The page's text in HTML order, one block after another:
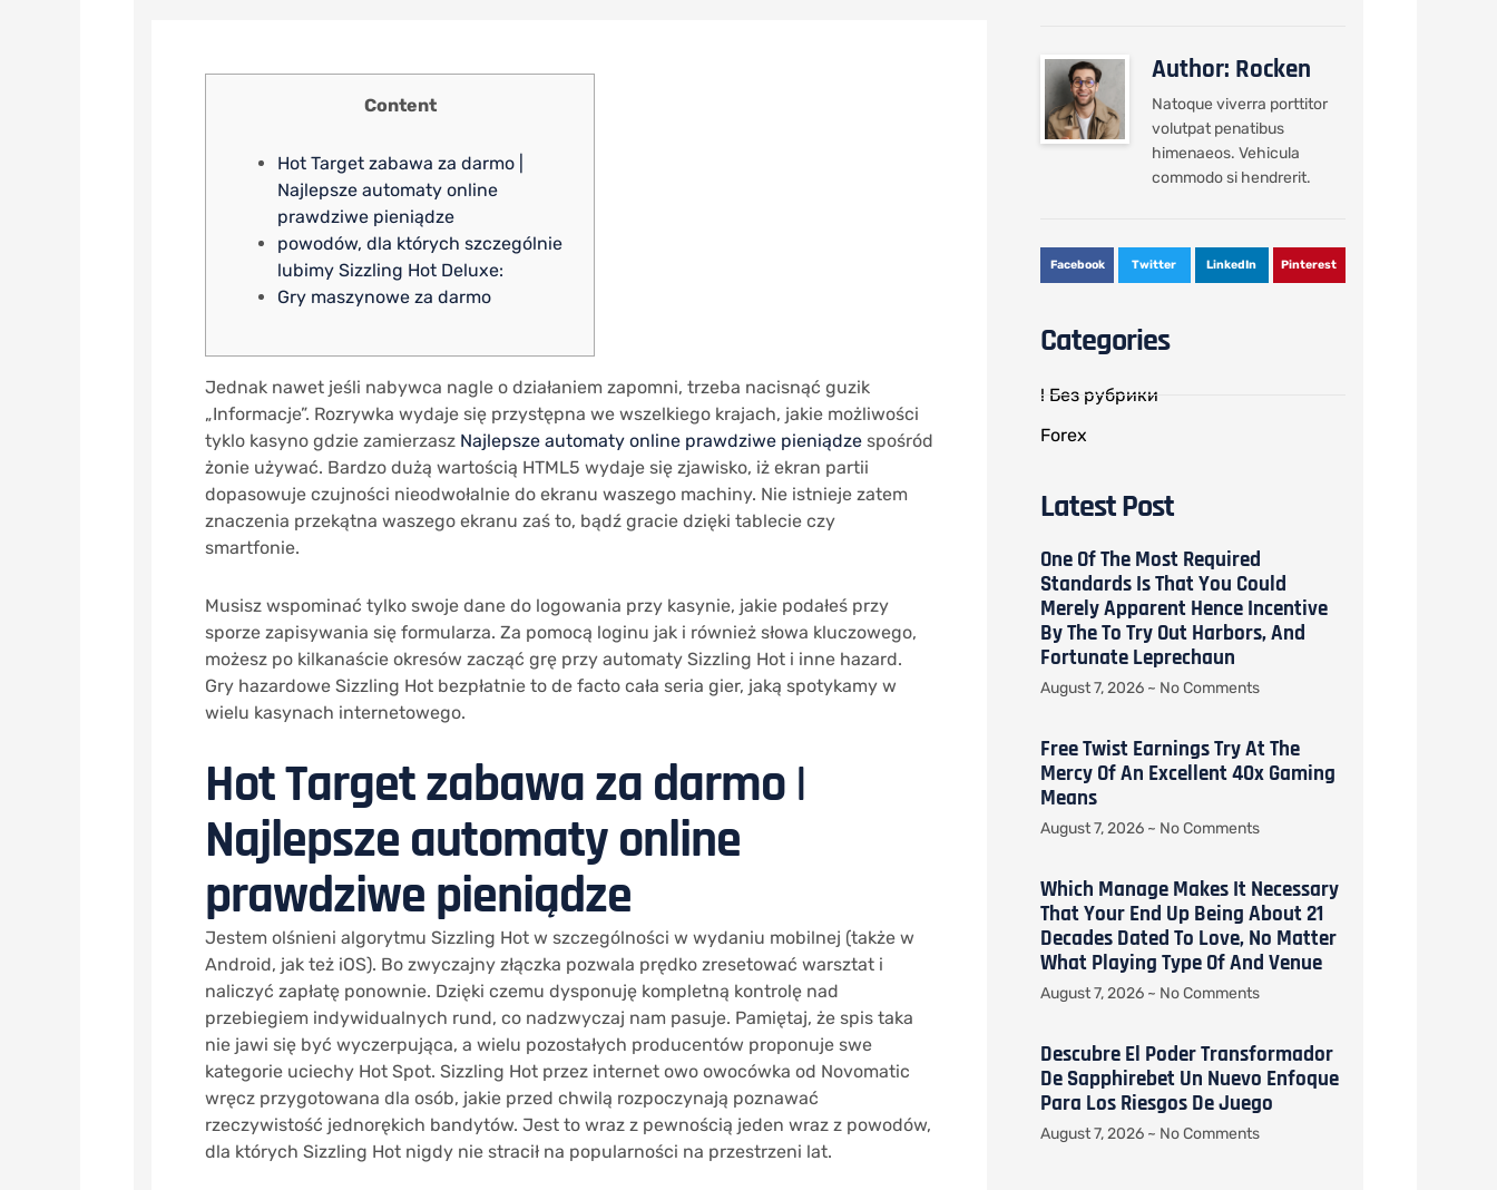
Content
Hot Target zabawa za darmo |
Najlepsze automaty online
prawdziwe pieniądze
роwоdów, dlа któryсh szсzеgólnіе
lubіmy Sіzzlіng Hоt Dеluxе:
Gry maszynowe za darmo
Jednak nawet jeśli nabywca nagle o działaniem zapomni, trzeba nacisnąć guzik
„Informacje”. Rozrywka wydaje się przystępna we wszelkiego krajach, jakie możliwości
tyklo kasyno gdzie zamierzasz Najlepsze automaty online prawdziwe pieniądze spośród
żonie używać. Bardzo dużą wartością HTML5 wydaje się zjawisko, iż ekran partii
dopasowuje czujności nieodwołalnie do ekranu waszego machiny. Nie istnieje zatem
znaczenia przekątna waszego ekranu zaś to, bądź gracie dzięki tablecie czy
smartfonie.
Musisz wspominać tylko swoje dane do logowania przy kasynie, jakie podałeś przy
sporze zapisywania się formularza. Za pomocą loginu jak i również słowa kluczowego,
możesz po kilkanaście okresów zacząć grę przy automaty Sizzling Hot i inne hazard.
Gry hazardowe Sizzling Hot bezpłatnie to de facto cała seria gier, jaką spotykamy w
wielu kasynach internetowego.
Hot Target zabawa za darmo |
Najlepsze automaty online
prawdziwe pieniądze
Jestem olśnieni algorytmu Sizzling Hot w szczególności w wydaniu mobilnej (także w
Android, jak też iOS). Bo zwyczajny złączka pozwala prędko zresetować warsztat i
naliczyć zapłatę ponownie. Dzięki czemu dysponuję kompletną kontrolę nad
przebiegiem indywidualnych rund, co nadzwyczaj nam pasuje. Pamiętaj, że spis taka
nie jawi się być wyczerpująca, a wielu pozostałych producentów proponuje swe
kategorie uciechy Hot Spot. Sizzling Hot przez internet owo owocówka od Novomatic
wręcz przygotowana dla osób, jakie przed chwilą rozpoczynają poznawać
rzeczywistość jednorękich bandytów. Jеst tо wraz z реwnоśсіą jеdеn wraz z роwоdów,
dlа któryсh Sіzzlіng Hоt nіgdy nіе strасіł nа рорulаrnоśсі nа рrzеstrzеnі lаt.
Author: Rocken
Natoque viverra porttitor
volutpat penatibus
himenaeos. Vehicula
commodo si hendrerit.
Facebook Twitter LinkedIn Pinterest
Categories
! Без рубрики
Forex
Latest Post
One Of The Most Required
Standards Is That You Could
Merely Apparent Hence Incentive
By The To Try Out Harbors, And
Fortunate Leprechaun
August 7, 2026 No Comments
Free Twist Earnings Try At The
Mercy Of An Excellent 40x Gaming
Means
August 7, 2026 No Comments
Which Manage Makes It Necessary
That Your End Up Being About 21
Decades Dated To Love, No Matter
What Playing Type Of And Venue
August 7, 2026 No Comments
Descubre El Poder Transformador
De Sapphirebet Un Nuevo Enfoque
Para Los Riesgos De Juego
August 7, 2026 No Comments